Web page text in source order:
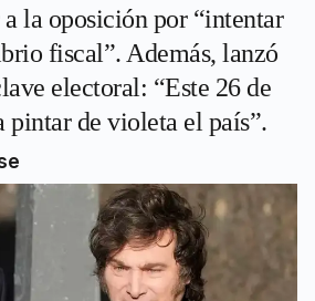
la oposición por “intentar
fiscal”. Además, lanzó
electoral: “Este 26 de
pintar de violeta el país”.